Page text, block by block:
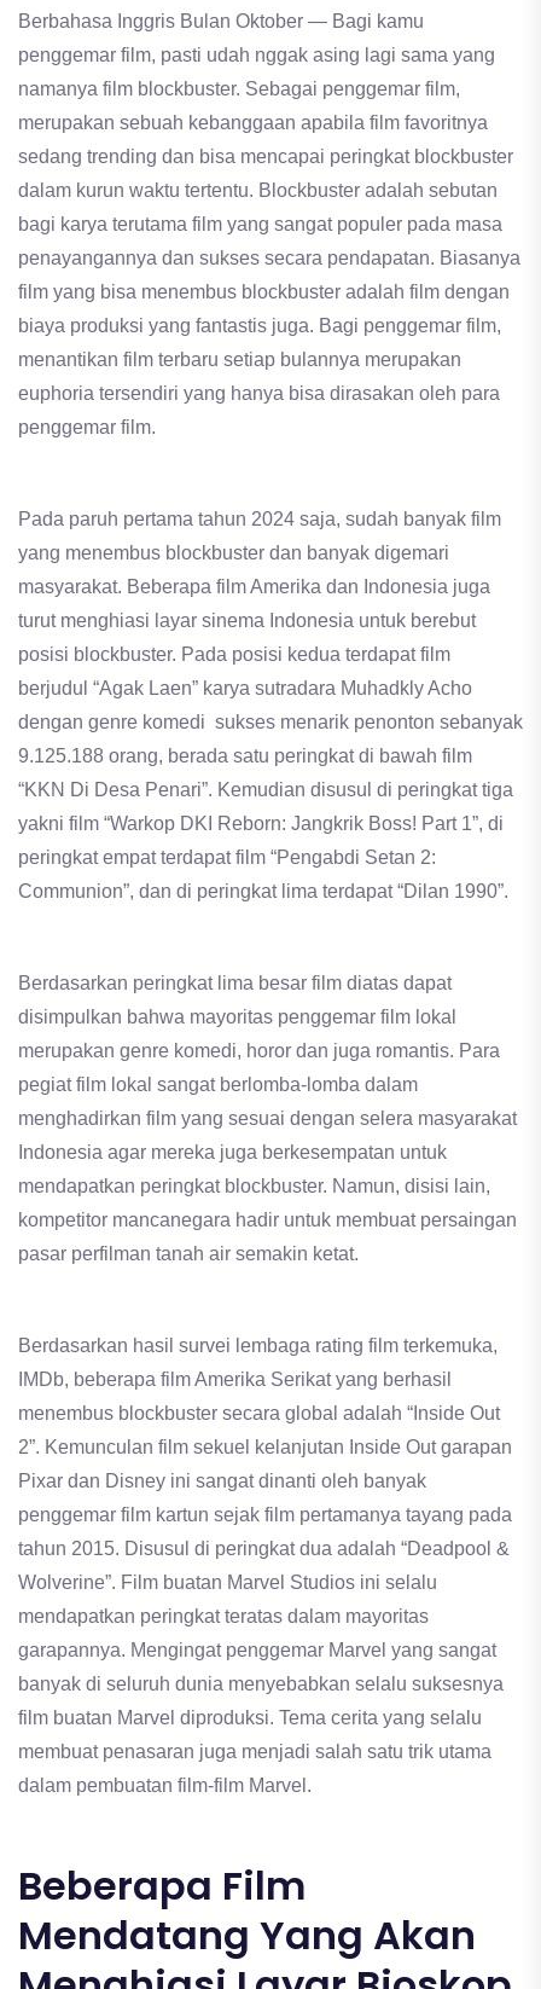
Berbahasa Inggris Bulan Oktober — Bagi kamu
penggemar film, pasti udah nggak asing lagi sama yang
namanya film blockbuster. Sebagai penggemar film,
merupakan sebuah kebanggaan apabila film favoritnya
sedang trending dan bisa mencapai peringkat blockbuster
dalam kurun waktu tertentu. Blockbuster adalah sebutan
bagi karya terutama film yang sangat populer pada masa
penayangannya dan sukses secara pendapatan. Biasanya
film yang bisa menembus blockbuster adalah film dengan
biaya produksi yang fantastis juga. Bagi penggemar film,
menantikan film terbaru setiap bulannya merupakan
euphoria tersendiri yang hanya bisa dirasakan oleh para
penggemar film.
Pada paruh pertama tahun 2024 saja, sudah banyak film
yang menembus blockbuster dan banyak digemari
masyarakat. Beberapa film Amerika dan Indonesia juga
turut menghiasi layar sinema Indonesia untuk berebut
posisi blockbuster. Pada posisi kedua terdapat film
berjudul “Agak Laen” karya sutradara Muhadkly Acho
dengan genre komedi sukses menarik penonton sebanyak
9.125.188 orang, berada satu peringkat di bawah film
“KKN Di Desa Penari”. Kemudian disusul di peringkat tiga
yakni film “Warkop DKI Reborn: Jangkrik Boss! Part 1”, di
peringkat empat terdapat film “Pengabdi Setan 2:
Communion”, dan di peringkat lima terdapat “Dilan 1990”.
Berdasarkan peringkat lima besar film diatas dapat
disimpulkan bahwa mayoritas penggemar film lokal
merupakan genre komedi, horor dan juga romantis. Para
pegiat film lokal sangat berlomba-lomba dalam
menghadirkan film yang sesuai dengan selera masyarakat
Indonesia agar mereka juga berkesempatan untuk
mendapatkan peringkat blockbuster. Namun, disisi lain,
kompetitor mancanegara hadir untuk membuat persaingan
pasar perfilman tanah air semakin ketat.
Berdasarkan hasil survei lembaga rating film terkemuka,
IMDb, beberapa film Amerika Serikat yang berhasil
menembus blockbuster secara global adalah “Inside Out
2”. Kemunculan film sekuel kelanjutan Inside Out garapan
Pixar dan Disney ini sangat dinanti oleh banyak
penggemar film kartun sejak film pertamanya tayang pada
tahun 2015. Disusul di peringkat dua adalah “Deadpool &
Wolverine”. Film buatan Marvel Studios ini selalu
mendapatkan peringkat teratas dalam mayoritas
garapannya. Mengingat penggemar Marvel yang sangat
banyak di seluruh dunia menyebabkan selalu suksesnya
film buatan Marvel diproduksi. Tema cerita yang selalu
membuat penasaran juga menjadi salah satu trik utama
dalam pembuatan film-film Marvel.
Beberapa Film
Mendatang Yang Akan